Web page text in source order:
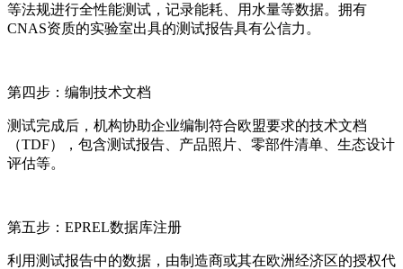
等法规进行全性能测试，记录能耗、用水量等数据。拥有
CNAS资质的实验室出具的测试报告具有公信力。
第四步：编制技术文档
测试完成后，机构协助企业编制符合欧盟要求的技术文档
（TDF），包含测试报告、产品照片、零部件清单、生态设计
评估等。
第五步：EPREL数据库注册
利用测试报告中的数据，由制造商或其在欧洲经济区的授权代